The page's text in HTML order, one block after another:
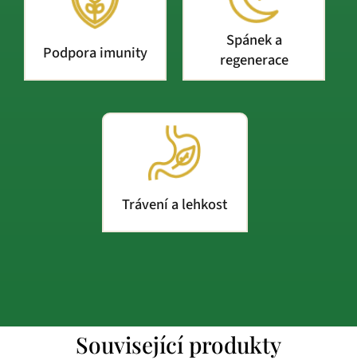
Podpora imunity
Spánek a
regenerace
Trávení a lehkost
Související produkty